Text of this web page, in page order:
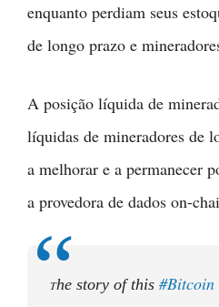
enquanto perdiam seus
de longo prazo e
A posição líquida de
líquidas de mineradores de
a melhorar e a permanecer
a provedora de dados on-
The story of this #Bitcoin